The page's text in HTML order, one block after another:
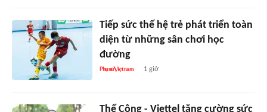
Tiếp sức thế hệ trẻ phát triển toàn
diện từ những sân chơi học
đường
1 giờ
Thể Công - Viettel tăng cường sức